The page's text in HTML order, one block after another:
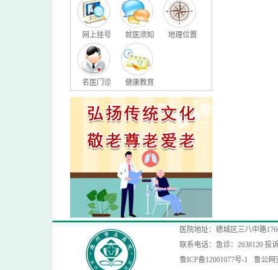
网上挂号 就医须知 地理位置
名医门诊 健康教育
医院地址：德城区三八中路
联系电话：急诊：2638120 投
鲁ICP备12001077号-1
鲁公网